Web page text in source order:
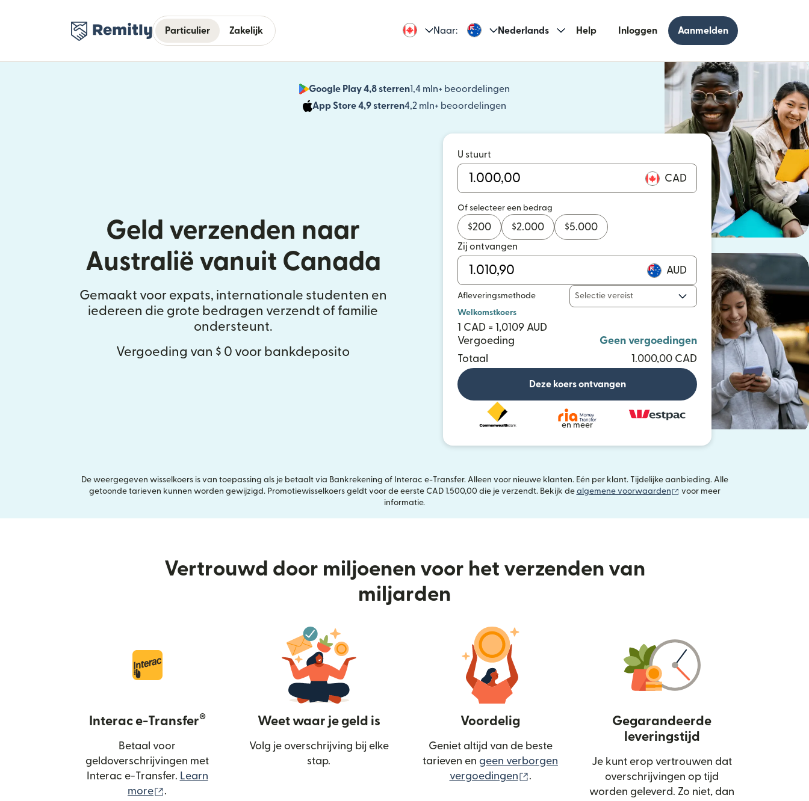
Particulier Zakelijk Naar: Nederlands Help Inloggen Aanmelden
Google Play 4,8 sterren1,4 mln+ beoordelingen
App Store 4,9 sterren4,2 mln+ beoordelingen
Geld verzenden naar
Australië vanuit Canada
Gemaakt voor expats, internationale studenten en
iedereen die grote bedragen verzendt of familie
ondersteunt.
Vergoeding van $ 0 voor bankdeposito
U stuurt
CAD
Of selecteer een bedrag
$200 $2.000 $5.000
Zij ontvangen
AUD
Afleveringsmethode
Selectie vereist
Welkomstkoers
1 CAD = 1,0109 AUD
Vergoeding
Geen vergoedingen
Totaal
1.000,00 CAD
Deze koers ontvangen
en meer
De weergegeven wisselkoers is van toepassing als je betaalt via Bankrekening of Interac e-Transfer. Alleen voor nieuwe klanten. Eén per klant. Tijdelijke aanbieding. Alle
getoonde tarieven kunnen worden gewijzigd. Promotiewisselkoers geldt voor de eerste CAD 1.500,00 die je verzendt. Bekijk de algemene voorwaarden (wordt geopend in een nieuw
voor meer
informatie.
Vertrouwd door miljoenen voor het verzenden van
miljarden
Interac e-Transfer®
Betaal voor
geldoverschrijvingen met
Interac e-Transfer. Learn
more
.
Weet waar je geld is
Volg je overschrijving bij elke
stap.
Voordelig
Geniet altijd van de beste
tarieven en geen verborgen
vergoedingen
(wordt geopend in een nieuw venster)
.
Gegarandeerde
leveringstijd
Je kunt erop vertrouwen dat
overschrijvingen op tijd
worden geleverd. Zo niet, dan